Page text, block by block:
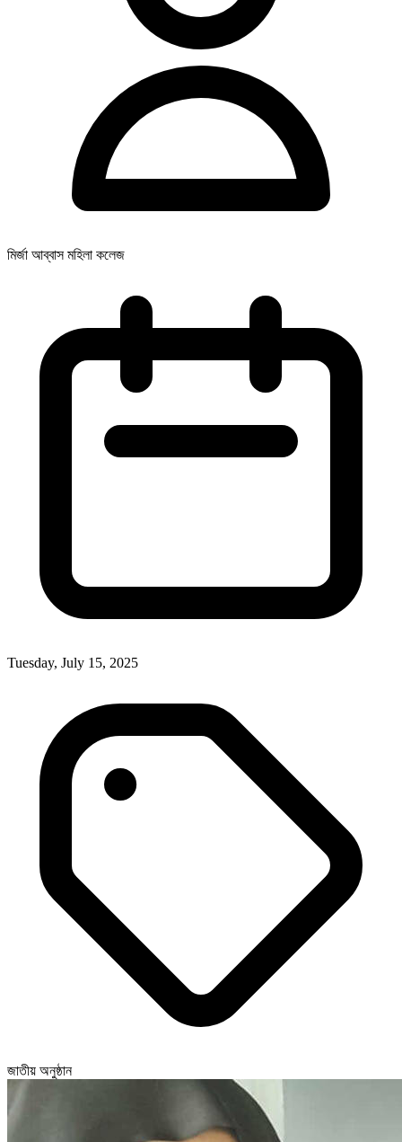
মির্জা আব্বাস মহিলা কলেজ
Tuesday, July 15, 2025
জাতীয় অনুষ্ঠান